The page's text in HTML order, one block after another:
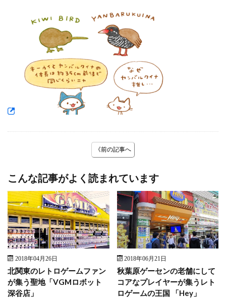
《前の記事へ
こんな記事がよく読まれています
2018年04月26日
北関東のレトロゲームファン
が集う聖地「VGMロボット
深谷店」
2018年06月21日
秋葉原ゲーセンの老舗にして
コアなプレイヤーが集うレト
ロゲームの王国 「Hey」